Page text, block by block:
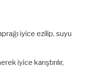
iyice ezilip, suyu
iyice karıştırılır,